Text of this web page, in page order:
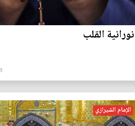
نورانية القلب
الإمام الشيرازي